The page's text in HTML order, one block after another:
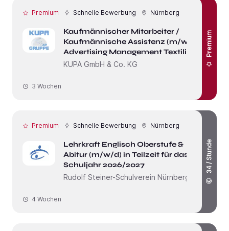
Premium Schnelle Bewerbung Nürnberg
Kaufmännischer Mitarbeiter /
Kaufmännische Assistenz (m/w/d)
Advertising Management Textilien
KUPA GmbH & Co. KG
Premium
3 Wochen
Premium Schnelle Bewerbung Nürnberg
Lehrkraft Englisch Oberstufe &
Abitur (m/w/d) in Teilzeit für das
Schuljahr 2026/2027
Rudolf Steiner-Schulverein Nürnberg e.V.
34 / Stunde
4 Wochen